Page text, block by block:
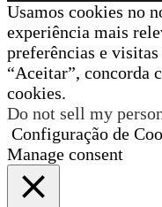
Usamos cookies no
experiência mais
preferências e
“Aceitar”, concorda
cookies.
Do not sell my
Configuração de
Manage consent